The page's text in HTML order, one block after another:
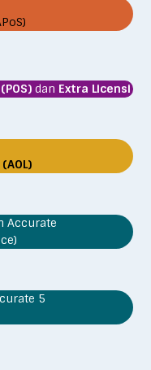
dan Extra Licensi
Accurate
5